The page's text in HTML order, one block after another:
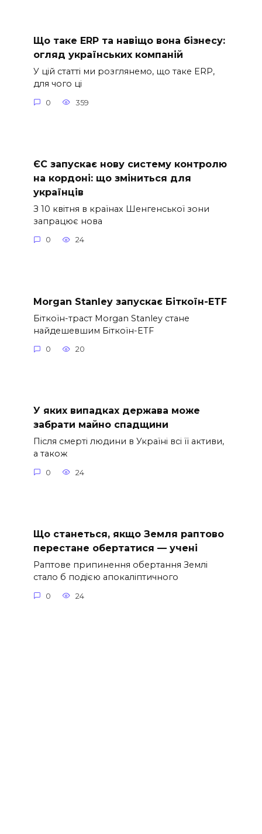
Що таке ERP та навіщо вона бізнесу:
огляд українських компаній
У цій статті ми розглянемо, що таке ERP,
для чого ці
0 359
ЄС запускає нову систему контролю
на кордоні: що зміниться для
українців
З 10 квітня в країнах Шенгенської зони
запрацює нова
0 24
Morgan Stanley запускає Біткоїн-ETF
Біткоїн-траст Morgan Stanley стане
найдешевшим Біткоїн-ETF
0 20
У яких випадках держава може
забрати майно спадщини
Після смерті людини в Україні всі її активи,
а також
0 24
Що станеться, якщо Земля раптово
перестане обертатися — учені
Раптове припинення обертання Землі
стало б подією апокаліптичного
0 24